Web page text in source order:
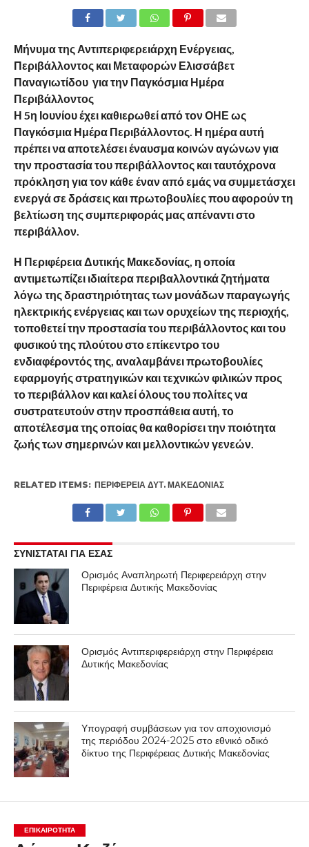
Μήνυμα της Αντιπεριφερειάρχη Ενέργειας,
Περιβάλλοντος και Μεταφορών Ελισσάβετ
Παναγιωτίδου για την Παγκόσμια Ημέρα
Περιβάλλοντος
Η 5η Ιουνίου έχει καθιερωθεί από τον ΟΗΕ ως
Παγκόσμια Ημέρα Περιβάλλοντος. Η ημέρα αυτή
πρέπει να αποτελέσει έναυσμα κοινών αγώνων για
την προστασία του περιβάλλοντος και ταυτόχρονα
πρόκληση για τον κάθε έναν από εμάς να συμμετάσχει
ενεργά σε δράσεις και πρωτοβουλίες που αφορούν τη
βελτίωση της συμπεριφοράς μας απέναντι στο
περιβάλλον.
Η Περιφέρεια Δυτικής Μακεδονίας, η οποία
αντιμετωπίζει ιδιαίτερα περιβαλλοντικά ζητήματα
λόγω της δραστηριότητας των μονάδων παραγωγής
ηλεκτρικής ενέργειας και των ορυχείων της περιοχής,
τοποθετεί την προστασία του περιβάλλοντος και του
φυσικού της πλούτου στο επίκεντρο του
ενδιαφέροντός της, αναλαμβάνει πρωτοβουλίες
εφαρμογής στρατηγικών και τεχνικών φιλικών προς
το περιβάλλον και καλεί όλους του πολίτες να
συστρατευτούν στην προσπάθεια αυτή, το
αποτέλεσμα της οποίας θα καθορίσει την ποιότητα
ζωής των σημερινών και μελλοντικών γενεών.
RELATED ITEMS: ΠΕΡΙΦΈΡΕΙΑ ΔΥΤ. ΜΑΚΕΔΟΝΊΑΣ
ΣΥΝΙΣΤΑΤΑΙ ΓΙΑ ΕΣΑΣ
Ορισμός Αναπληρωτή Περιφερειάρχη στην
Περιφέρεια Δυτικής Μακεδονίας
Ορισμός Αντιπεριφερειάρχη στην Περιφέρεια
Δυτικής Μακεδονίας
Υπογραφή συμβάσεων για τον αποχιονισμό
της περιόδου 2024-2025 στο εθνικό οδικό
δίκτυο της Περιφέρειας Δυτικής Μακεδονίας
ΕΠΙΚΑΙΡΟΤΗΤΑ